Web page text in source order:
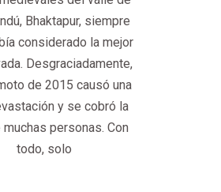
Bhaktapur, siempre
considerado la mejor
Desgraciadamente,
de 2015 causó una
y se cobró la
personas. Con
todo, solo